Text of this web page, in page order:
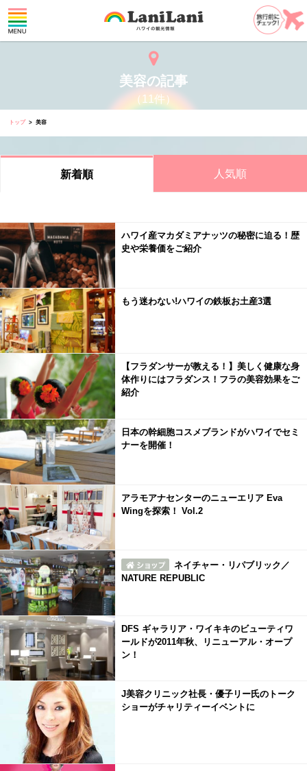
美容の記事
（11件）
トップ 美容
新着順 人気順
ハワイ産マカダミアナッツの秘密に迫る！歴
史や栄養価をご紹介
もう迷わない!ハワイの鉄板お土産3選
【フラダンサーが教える！】美しく健康な身
体作りにはフラダンス！フラの美容効果をご
紹介
日本の幹細胞コスメブランドがハワイでセミ
ナーを開催！
アラモアナセンターのニューエリア Eva
Wingを探索！ Vol.2
ネイチャー・リパブリック／
NATURE REPUBLIC
DFS ギャラリア・ワイキキのビューティワ
ールドが2011年秋、リニューアル・オープ
ン！
J美容クリニック社長・優子リー氏のトーク
ショーがチャリティーイベントに